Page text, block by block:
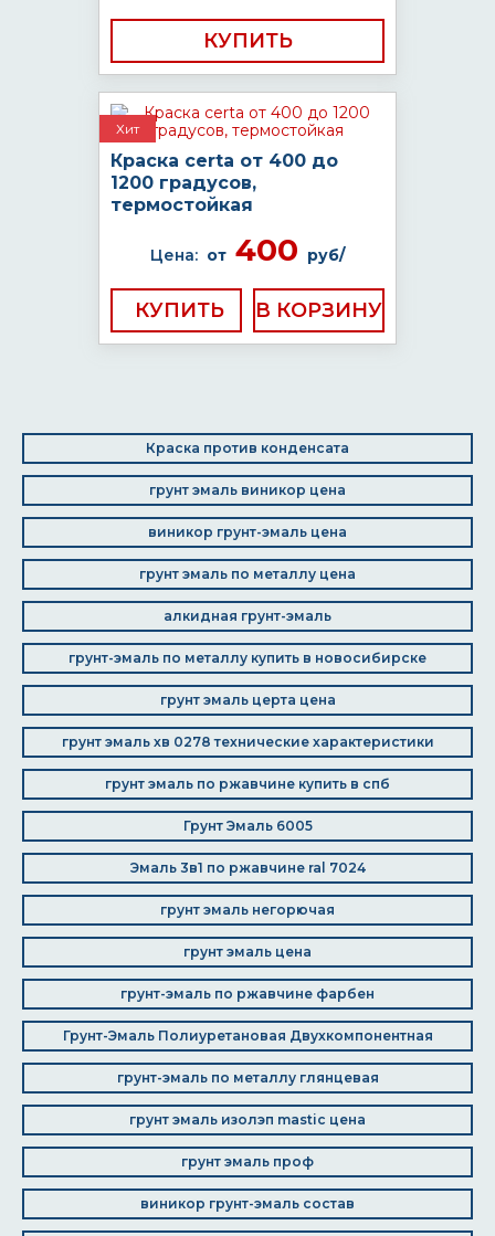
КУПИТЬ
Хит
Краска certa от 400 до
1200 градусов,
термостойкая
Цена: от 400 руб/
КУПИТЬ
Краска против конденсата
грунт эмаль виникор цена
виникор грунт-эмаль цена
грунт эмаль по металлу цена
алкидная грунт-эмаль
грунт-эмаль по металлу купить в новосибирске
грунт эмаль церта цена
грунт эмаль хв 0278 технические характеристики
грунт эмаль по ржавчине купить в спб
Грунт Эмаль 6005
Эмаль 3в1 по ржавчине ral 7024
грунт эмаль негорючая
грунт эмаль цена
грунт-эмаль по ржавчине фарбен
Грунт-Эмаль Полиуретановая Двухкомпонентная
грунт-эмаль по металлу глянцевая
грунт эмаль изолэп mastic цена
грунт эмаль проф
виникор грунт-эмаль состав